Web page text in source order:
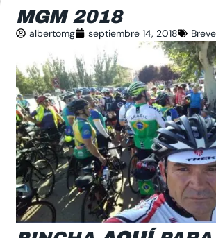
MGM 2018
albertomg septiembre 14, 2018